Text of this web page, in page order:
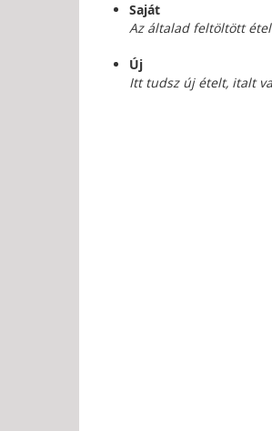
Saját
Az általad feltöltött
Új
Itt tudsz új ételt, italt